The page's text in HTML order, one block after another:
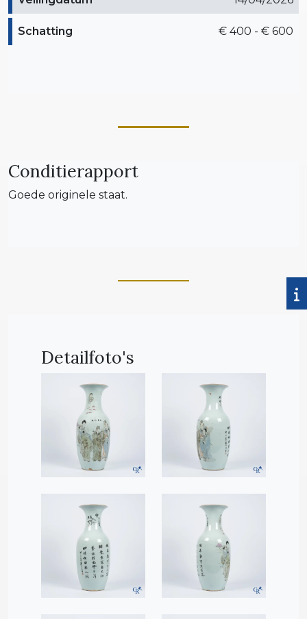
Schatting € 400 - € 600
Conditierapport
Goede originele staat.
Detailfoto's